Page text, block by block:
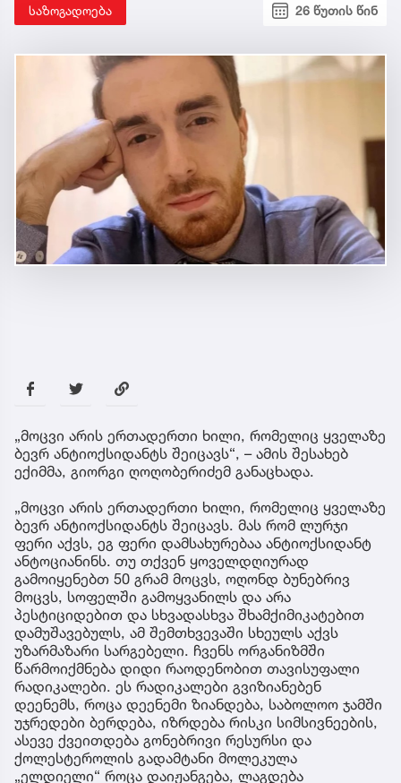
საზოგადოება 26 წუთის წინ
„მოცვი არის ერთადერთი ხილი, რომელიც ყველაზე
ბევრ ანტიოქსიდანტს შეიცავს“, – ამის შესახებ
ექიმმა, გიორგი ღოღობერიძემ განაცხადა.
„მოცვი არის ერთადერთი ხილი, რომელიც ყველაზე
ბევრ ანტიოქსიდანტს შეიცავს. მას რომ ლურჯი
ფერი აქვს, ეგ ფერი დამსახურებაა ანტიოქსიდანტ
ანტოციანინს. თუ თქვენ ყოველდღიურად
გამოიყენებთ 50 გრამ მოცვს, ოღონდ ბუნებრივ
მოცვს, სოფელში გამოყვანილს და არა
პესტიციდებით და სხვადასხვა შხამქიმიკატებით
დამუშავებულს, ამ შემთხვევაში სხეულს აქვს
უზარმაზარი სარგებელი. ჩვენს ორგანიზმში
წარმოიქმნება დიდი რაოდენობით თავისუფალი
რადიკალები. ეს რადიკალები გვიზიანებენ
დეენემს, როცა დეენემი ზიანდება, საბოლოო ჯამში
უჯრედები ბერდება, იზრდება რისკი სიმსივნეების,
ასევე ქვეითდება გონებრივი რესურსი და
ქოლესტეროლის გადამტანი მოლეკულა
„ელდიელი“ როცა დაიჟანგება, ლაგდება